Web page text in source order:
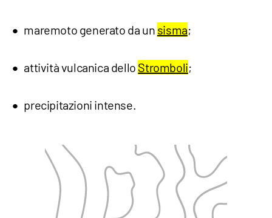
maremoto generato da un sisma;
attività vulcanica dello Stromboli;
precipitazioni intense.